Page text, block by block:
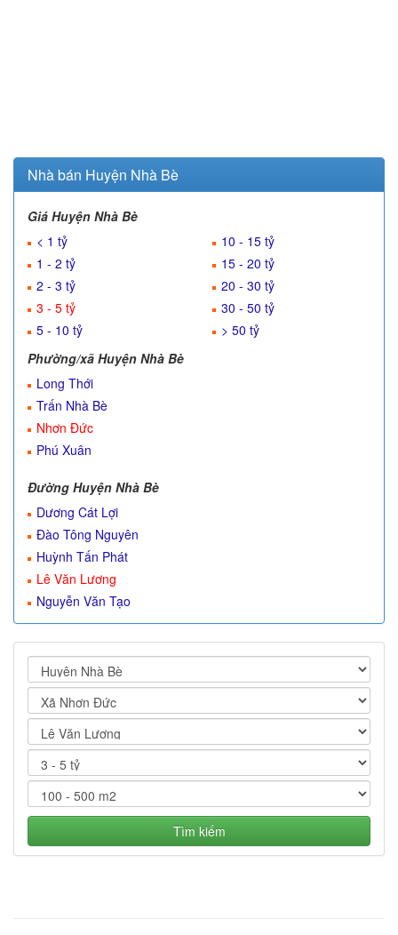
Nhà bán Huyện Nhà Bè
Giá Huyện Nhà Bè
< 1 tỷ
1 - 2 tỷ
2 - 3 tỷ
3 - 5 tỷ
5 - 10 tỷ
10 - 15 tỷ
15 - 20 tỷ
20 - 30 tỷ
30 - 50 tỷ
> 50 tỷ
Phường/xã Huyện Nhà Bè
Long Thới
Trấn Nhà Bè
Nhơn Đức
Phú Xuân
Đường Huyện Nhà Bè
Dương Cát Lợi
Đào Tông Nguyên
Huỳnh Tấn Phát
Lê Văn Lương
Nguyễn Văn Tạo
Tìm kiếm